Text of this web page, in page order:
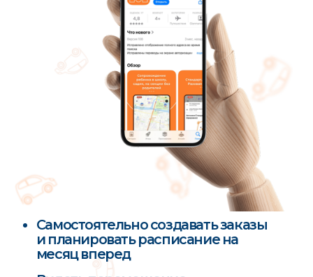
Вы хотите освободить время для
себя, не переживая за ребенка
АНКЕТИРОВАНИЕ
мы разработали собственную
СТРОГИЙ ОТБОР
ИСПОЛНИТЕЛЕЙ